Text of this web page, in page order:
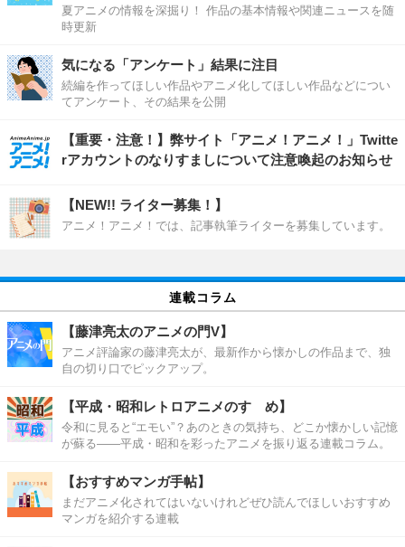
夏アニメの情報を深掘り！ 作品の基本情報や関連ニュースを随
時更新
気になる「アンケート」結果に注目
続編を作ってほしい作品やアニメ化してほしい作品などについ
てアンケート、その結果を公開
【重要・注意！】弊サイト「アニメ！アニメ！」Twitte
rアカウントのなりすましについて注意喚起のお知らせ
【NEW!! ライター募集！】
アニメ！アニメ！では、記事執筆ライターを募集しています。
連載コラム
【藤津亮太のアニメの門V】
アニメ評論家の藤津亮太が、最新作から懐かしの作品まで、独
自の切り口でピックアップ。
【平成・昭和レトロアニメのすゝめ】
令和に見ると“エモい”？あのときの気持ち、どこか懐かしい記憶
が蘇る――平成・昭和を彩ったアニメを振り返る連載コラム。
【おすすめマンガ手帖】
まだアニメ化されてはいないけれどぜひ読んでほしいおすすめ
マンガを紹介する連載